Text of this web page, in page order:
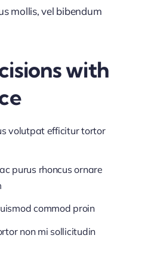
mollis, vel bibendum
with
volutpat efficitur tortor
purus rhoncus ornare
commod proin
non mi sollicitudin